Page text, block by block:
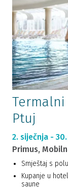
Termalni
Ptuj
2. siječnja -
Primus,
Smještaj s
Kupanje u
saune